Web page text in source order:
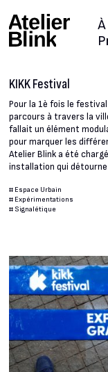
KIKK Festival
Pour la 1è fois le
parcours à travers la
fallait un élément
pour marquer les
Atelier Blink a été
installation qui détourne
# Espace Urbain
# Expérimentations
# Signalétique